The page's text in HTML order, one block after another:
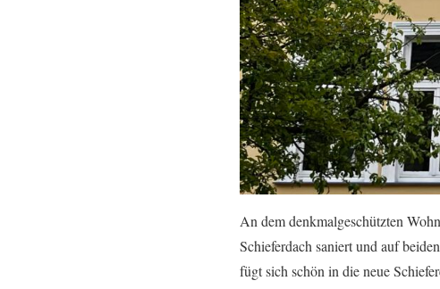
An dem denkmalgeschützten
Schieferdach saniert und auf
fügt sich schön in die neue